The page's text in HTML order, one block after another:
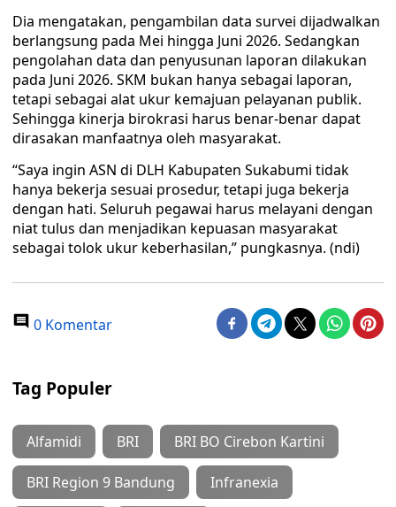
Dia mengatakan, pengambilan data survei dijadwalkan
berlangsung pada Mei hingga Juni 2026. Sedangkan
pengolahan data dan penyusunan laporan dilakukan
pada Juni 2026. SKM bukan hanya sebagai laporan,
tetapi sebagai alat ukur kemajuan pelayanan publik.
Sehingga kinerja birokrasi harus benar-benar dapat
dirasakan manfaatnya oleh masyarakat.
“Saya ingin ASN di DLH Kabupaten Sukabumi tidak
hanya bekerja sesuai prosedur, tetapi juga bekerja
dengan hati. Seluruh pegawai harus melayani dengan
niat tulus dan menjadikan kepuasan masyarakat
sebagai tolok ukur keberhasilan,” pungkasnya. (ndi)
0 Komentar
Tag Populer
Alfamidi BRI BRI BO Cirebon Kartini
BRI Region 9 Bandung Infranexia